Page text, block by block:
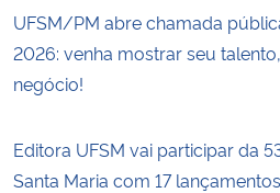
UFSM/PM abre chamada
2026: venha mostrar seu
negócio!
Editora UFSM vai participar da
Santa Maria com 17 lançamentos